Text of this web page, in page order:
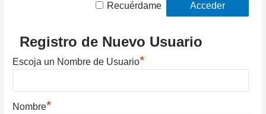
Recuérdame
Registro de Nuevo Usuario
Escoja un Nombre de Usuario*
Nombre*